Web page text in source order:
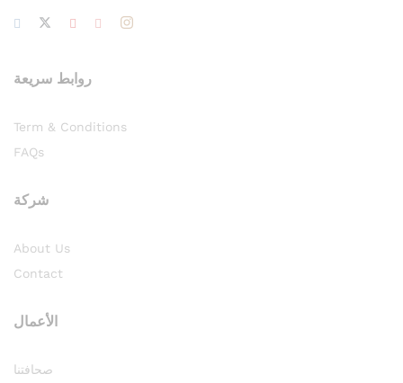
روابط سريعة
Term & Conditions
FAQs
شركة
About Us
Contact
الأعمال
صحافتنا